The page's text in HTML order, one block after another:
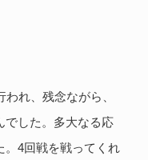
れ、残念ながら、
でした。多大なる応
。4回戦を戦ってくれ